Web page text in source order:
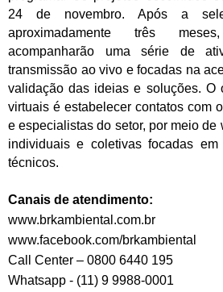
24 de novembro. Após a
aproximadamente três
acompanharão uma série de
transmissão ao vivo e focadas na
validação das ideias e soluções. O
virtuais é estabelecer contatos com
e especialistas do setor, por meio de
individuais e coletivas focadas
técnicos.
Canais de atendimento:
www.brkambiental.com.br
www.facebook.com/brkambiental
Call Center – 0800 6440 195
Whatsapp - (11) 9 9988-0001